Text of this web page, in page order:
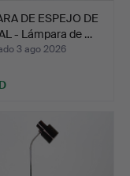
DE ESPEJO DE
- Lámpara de …
3 ago 2026